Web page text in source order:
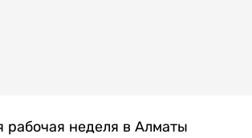
рабочая неделя в Алматы